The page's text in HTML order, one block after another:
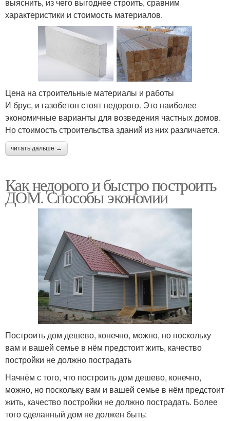
характеристики и стоимость материалов.
Цена на строительные материалы и работы
И брус, и газобетон стоят недорого. Это наиболее
экономичные варианты для возведения частных домов.
Но стоимость строительства зданий из них различается.
читать дальше →
Как недорого и быстро построить
ДОМ. Способы экономии
Построить дом дешево, конечно, можно, но поскольку
вам и вашей семье в нём предстоит жить, качество
постройки не должно пострадать
Начнём с того, что построить дом дешево, конечно,
можно, но поскольку вам и вашей семье в нём предстоит
жить, качество постройки не должно пострадать. Более
того сделанный дом не должен быть: